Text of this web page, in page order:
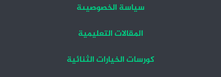
سياسة الخصوصيىة
المقالات التعليمية
كورسات الخيارات الثنائية